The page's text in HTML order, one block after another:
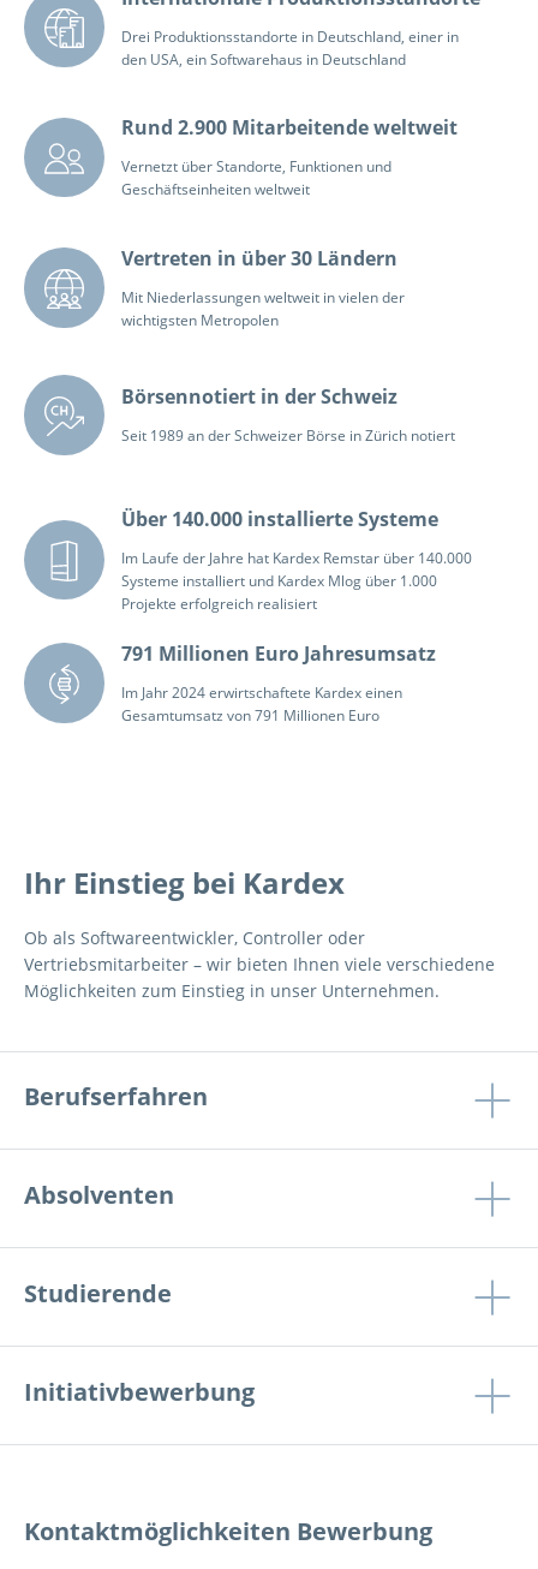
Drei Produktionsstandorte in Deutschland, einer in
den USA, ein Softwarehaus in Deutschland
Rund 2.900 Mitarbeitende weltweit
Vernetzt über Standorte, Funktionen und
Geschäftseinheiten weltweit
Vertreten in über 30 Ländern
Mit Niederlassungen weltweit in vielen der
wichtigsten Metropolen
Börsennotiert in der Schweiz
Seit 1989 an der Schweizer Börse in Zürich notiert
Über 140.000 installierte Systeme
Im Laufe der Jahre hat Kardex Remstar über 140.000
Systeme installiert und Kardex Mlog über 1.000
Projekte erfolgreich realisiert
791 Millionen Euro Jahresumsatz
Im Jahr 2024 erwirtschaftete Kardex einen
Gesamtumsatz von 791 Millionen Euro
Ihr Einstieg bei Kardex
Ob als Softwareentwickler, Controller oder
Vertriebsmitarbeiter – wir bieten Ihnen viele verschiedene
Möglichkeiten zum Einstieg in unser Unternehmen.
Berufserfahren
Absolventen
Studierende
Initiativbewerbung
Kontaktmöglichkeiten Bewerbung